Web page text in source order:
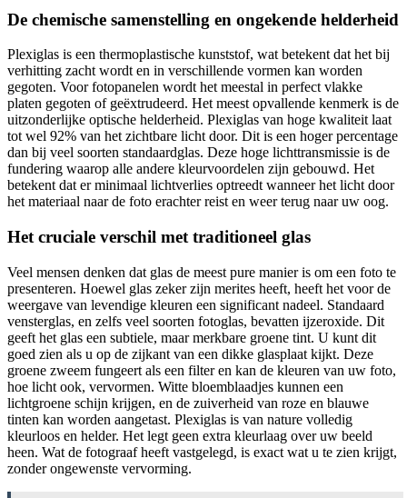
De chemische samenstelling en ongekende helderheid
Plexiglas is een thermoplastische kunststof, wat betekent dat het bij
verhitting zacht wordt en in verschillende vormen kan worden
gegoten. Voor fotopanelen wordt het meestal in perfect vlakke
platen gegoten of geëxtrudeerd. Het meest opvallende kenmerk is de
uitzonderlijke optische helderheid. Plexiglas van hoge kwaliteit laat
tot wel 92% van het zichtbare licht door. Dit is een hoger percentage
dan bij veel soorten standaardglas. Deze hoge lichttransmissie is de
fundering waarop alle andere kleurvoordelen zijn gebouwd. Het
betekent dat er minimaal lichtverlies optreedt wanneer het licht door
het materiaal naar de foto erachter reist en weer terug naar uw oog.
Het cruciale verschil met traditioneel glas
Veel mensen denken dat glas de meest pure manier is om een foto te
presenteren. Hoewel glas zeker zijn merites heeft, heeft het voor de
weergave van levendige kleuren een significant nadeel. Standaard
vensterglas, en zelfs veel soorten fotoglas, bevatten ijzeroxide. Dit
geeft het glas een subtiele, maar merkbare groene tint. U kunt dit
goed zien als u op de zijkant van een dikke glasplaat kijkt. Deze
groene zweem fungeert als een filter en kan de kleuren van uw foto,
hoe licht ook, vervormen. Witte bloemblaadjes kunnen een
lichtgroene schijn krijgen, en de zuiverheid van roze en blauwe
tinten kan worden aangetast. Plexiglas is van nature volledig
kleurloos en helder. Het legt geen extra kleurlaag over uw beeld
heen. Wat de fotograaf heeft vastgelegd, is exact wat u te zien krijgt,
zonder ongewenste vervorming.